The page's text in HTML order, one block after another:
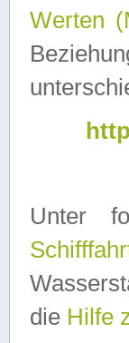
Werten
Unter
die Hilfe